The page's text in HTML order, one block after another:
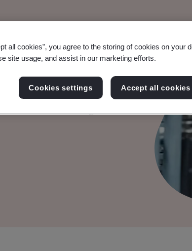
ริหารจัดการ
ฉียบพลันด้วยมาตรฐาน
all cookies”, you agree to the storing of cookies on your
site usage, and assist in our marketing efforts.
Cookies settings Accept all cookies